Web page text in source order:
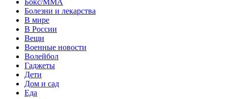
Болезни и лекарства
В мире
В России
Вещи
Военные новости
Волейбол
Гаджеты
Дети
Дом и сад
Еда